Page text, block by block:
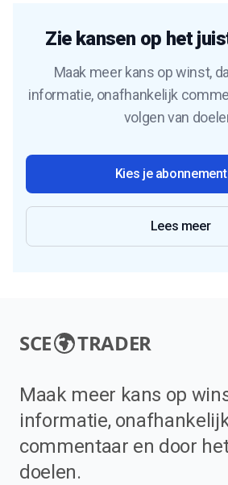
Zie kansen op het
Maak meer kans op winst,
informatie, onafhankelijk
volgen van
Kies je abonnement
Lees meer
SCE TRADER
Maak meer kans op
informatie,
commentaar en door
doelen.